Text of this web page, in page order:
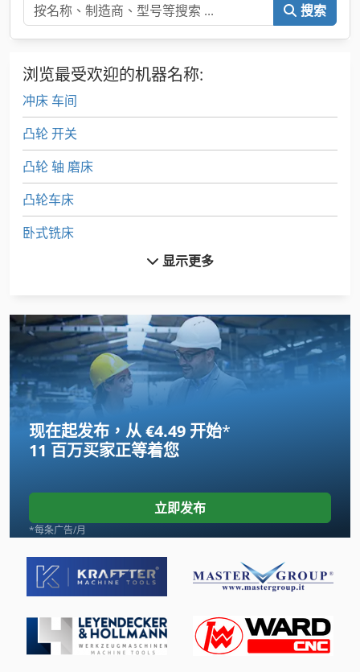
搜索
浏览最受欢迎的机器名称:
冲床 车间
凸轮 开关
凸轮 轴 磨床
凸轮车床
卧式铣床
小 车床
床 身 式 铣床
循环车床
数控 车床
数控 车床 车床
数控车床
曲轴 车床
木 车床
木工车床
机械 车床
机械车床
显示更多
现在起发布，从 €4.49 开始*
11 百万买家正等着您
立即发布
*每条广告/月